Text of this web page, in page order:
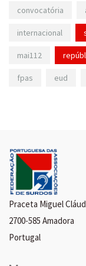
convocatória
internacional
mai112
fpas eud
Praceta Miguel
2700-585 Amadora
Portugal